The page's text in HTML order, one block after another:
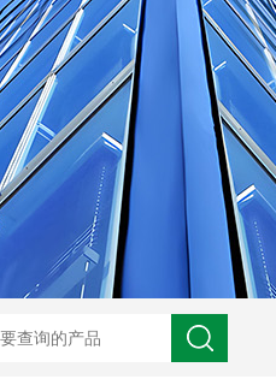
KQB2H06-G01SMC 金属快换接头